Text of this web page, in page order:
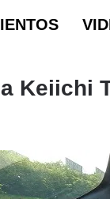
Keiichi